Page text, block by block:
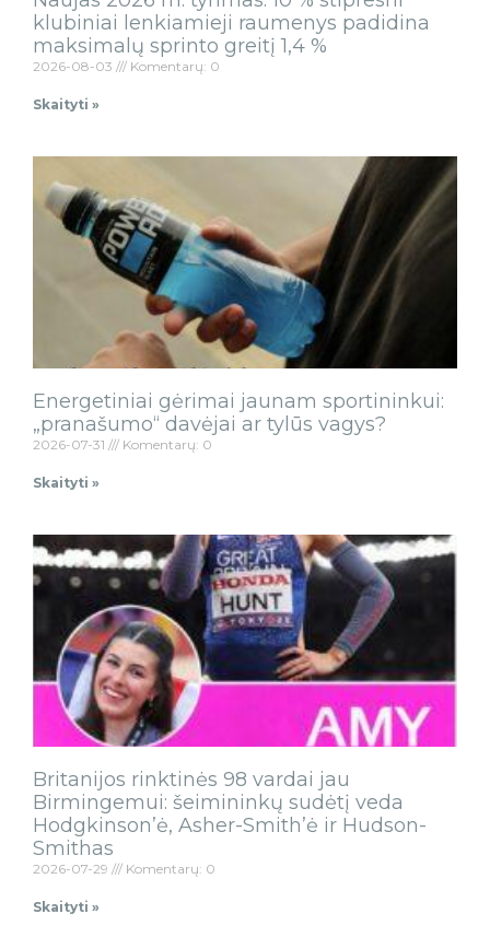
klubiniai lenkiamieji raumenys padidina
maksimalų sprinto greitį 1,4 %
2026-08-03 Komentarų: 0
Skaityti »
Energetiniai gėrimai jaunam sportininkui:
„pranašumo“ davėjai ar tylūs vagys?
2026-07-31 Komentarų: 0
Skaityti »
Britanijos rinktinės 98 vardai jau
Birmingemui: šeimininkų sudėtį veda
Hodgkinson’ė, Asher-Smith’ė ir Hudson-
Smithas
2026-07-29 Komentarų: 0
Skaityti »